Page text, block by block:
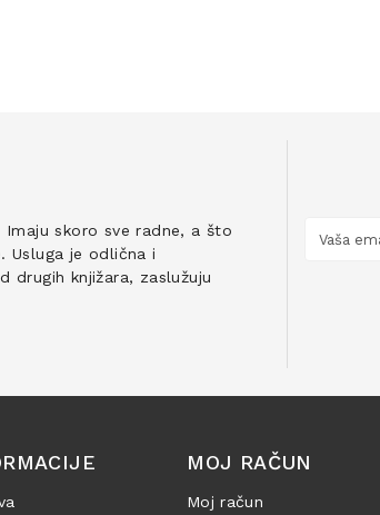
Imaju skoro sve radne, a što
Usluga je odlična i
drugih knjižara, zaslužuju
MOJ RAČUN
Moj račun